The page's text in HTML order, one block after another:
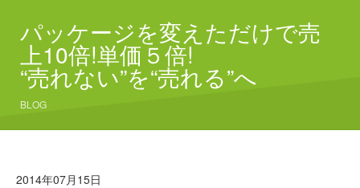
パッケージを変えただけで売
上10倍!単価５倍!
“売れない”を“売れる”へ
BLOG
2014年07月15日